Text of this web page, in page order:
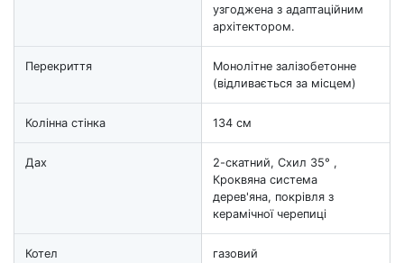
узгоджена з адаптаційним
архітектором.
Перекриття
Монолітне залізобетонне
(відливається за місцем)
Колінна стінка 134 см
Дах
2-скатний, Схил 35° ,
Кроквяна система
дерев'яна, покрівля з
керамічної черепиці
Котел газовий